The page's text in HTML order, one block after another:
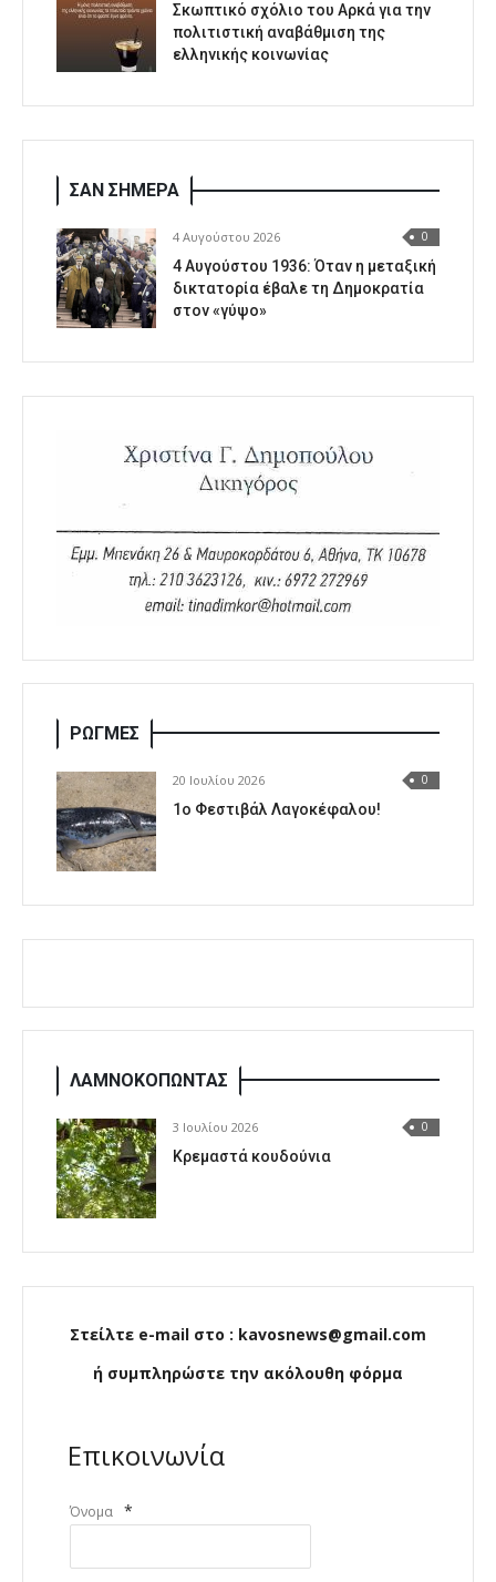
Σκωπτικό σχόλιο του Αρκά για την
πολιτιστική αναβάθμιση της
ελληνικής κοινωνίας
ΣΑΝ ΣΗΜΕΡΑ
4 Αυγούστου 2026 0
4 Αυγούστου 1936: Όταν η μεταξική
δικτατορία έβαλε τη Δημοκρατία
στον «γύψο»
ΡΩΓΜΕΣ
20 Ιουλίου 2026 0
1o Φεστιβάλ Λαγοκέφαλου!
ΛΑΜΝΟΚΟΠΩΝΤΑΣ
3 Ιουλίου 2026 0
Κρεμαστά κουδούνια
Στείλτε e-mail στο : kavosnews@gmail.com
ή συμπληρώστε την ακόλουθη φόρμα
Επικοινωνία
Όνομα *